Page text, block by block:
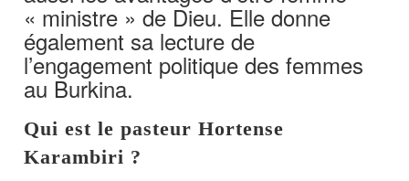
« ministre » de Dieu. Elle donne
également sa lecture de
l’engagement politique des femmes
au Burkina.
Qui est le pasteur Hortense
Karambiri ?